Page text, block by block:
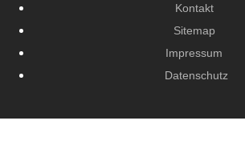
Kontakt
Sitemap
Impressum
Datenschutz